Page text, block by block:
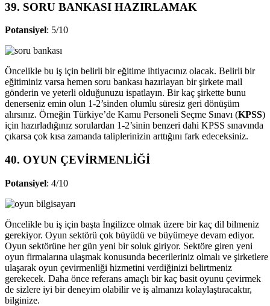
39. SORU BANKASI HAZIRLAMAK
Potansiyel: 5/10
Öncelikle bu iş için belirli bir eğitime ihtiyacınız olacak. Belirli bir
eğitiminiz varsa hemen soru bankası hazırlayan bir şirkete mail
gönderin ve yeterli olduğunuzu ispatlayın. Bir kaç şirkette bunu
denerseniz emin olun 1-2’sinden olumlu süresiz geri dönüşüm
alırsınız. Örneğin Türkiye’de Kamu Personeli Seçme Sınavı (KPSS)
için hazırladığınız sorulardan 1-2’sinin benzeri dahi KPSS sınavında
çıkarsa çok kısa zamanda taliplerinizin arttığını fark edeceksiniz.
40. OYUN ÇEVİRMENLİĞİ
Potansiyel: 4/10
Öncelikle bu iş için başta İngilizce olmak üzere bir kaç dil bilmeniz
gerekiyor. Oyun sektörü çok büyüdü ve büyümeye devam ediyor.
Oyun sektörüne her gün yeni bir soluk giriyor. Sektöre giren yeni
oyun firmalarına ulaşmak konusunda becerileriniz olmalı ve şirketlere
ulaşarak oyun çevirmenliği hizmetini verdiğinizi belirtmeniz
gerekecek. Daha önce referans amaçlı bir kaç basit oyunu çevirmek
de sizlere iyi bir deneyim olabilir ve iş almanızı kolaylaştıracaktır,
bilginize.